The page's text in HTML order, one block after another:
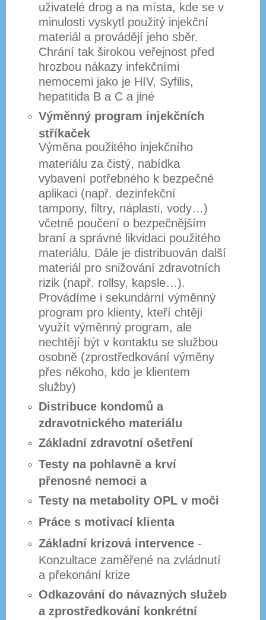
uživatelé drog a na místa, kde se v
minulosti vyskytl použitý injekční
materiál a provádějí jeho sběr.
Chrání tak širokou veřejnost před
hrozbou nákazy infekčními
nemocemi jako je HIV, Syfilis,
hepatitida B a C a jiné
Výměnný program injekčních
stříkaček
Výměna použitého injekčního
materiálu za čistý, nabídka
vybavení potřebného k bezpečné
aplikaci (např. dezinfekční
tampony, filtry, náplasti, vody…)
včetně poučení o bezpečnějším
braní a správné likvidaci použitého
materiálu. Dále je distribuován další
materiál pro snižování zdravotních
rizik (např. rollsy, kapsle…).
Provádíme i sekundární výměnný
program pro klienty, kteří chtějí
využít výměnný program, ale
nechtějí být v kontaktu se službou
osobně (zprostředkování výměny
přes někoho, kdo je klientem
služby)
Distribuce kondomů a
zdravotnického materiálu
Základní zdravotní ošetření
Testy na pohlavně a krví
přenosné nemoci a
Testy na metabolity OPL v moči
Práce s motivací klienta
Základní krizová intervence -
Konzultace zaměřené na zvládnutí
a překonání krize
Odkazování do návazných služeb
a zprostředkování konkrétní